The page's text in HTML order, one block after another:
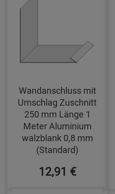
Wandanschluss mit
Umschlag Zuschnitt
250 mm Länge 1
Meter Aluminium
walzblank 0,8 mm
(Standard)
12,91 €